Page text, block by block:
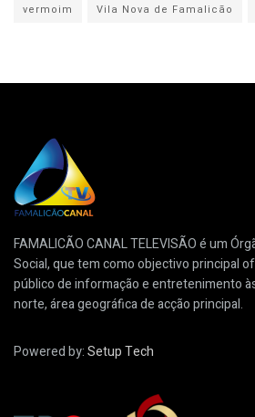
vermoim
Vila Nova de Famalicão
FAMALICÃO CANAL TELEVISÃO é um
Social, que tem como objectivo principal
público de informação e entretenimento
norte, área geográfica de acção principal.
Powered by:Setup Tech